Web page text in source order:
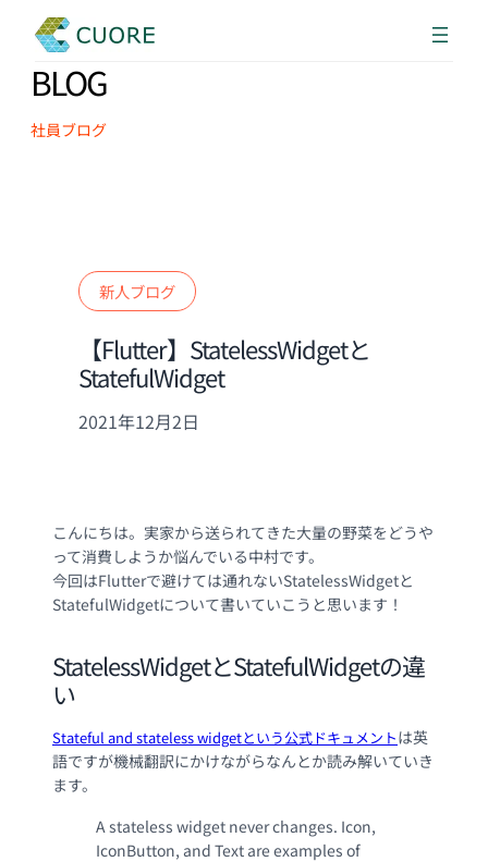
BLOG
社員ブログ
新人ブログ
【Flutter】StatelessWidgetと
StatefulWidget
2021年12月2日
こんにちは。実家から送られてきた大量の野菜をどうや
って消費しようか悩んでいる中村です。
今回はFlutterで避けては通れないStatelessWidgetと
StatefulWidgetについて書いていこうと思います！
StatelessWidgetとStatefulWidgetの違
い
Stateful and stateless widgetという公式ドキュメントは英
語ですが機械翻訳にかけながらなんとか読み解いていき
ます。
A stateless widget never changes. Icon,
IconButton, and Text are examples of